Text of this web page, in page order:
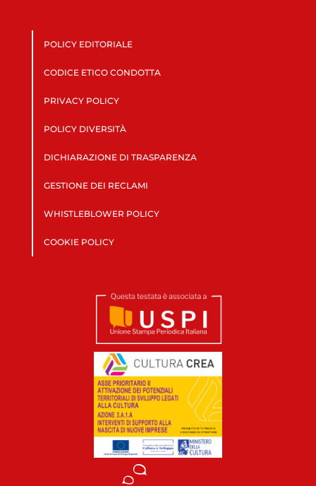
POLICY EDITORIALE
CODICE ETICO CONDOTTA
PRIVACY POLICY
POLICY DIVERSITÀ
DICHIARAZIONE DI TRASPARENZA
GESTIONE DEI RECLAMI
WHISTLEBLOWER POLICY
COOKIE POLICY